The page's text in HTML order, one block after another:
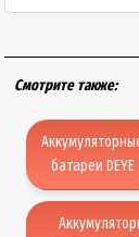
Смотрите также:
батареи DEYE